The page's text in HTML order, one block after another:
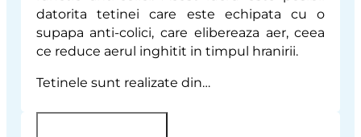
datorita tetinei care este echipata cu o
supapa anti-colici, care elibereaza aer, ceea
ce reduce aerul inghitit in timpul hranirii.
Tetinele sunt realizate din…